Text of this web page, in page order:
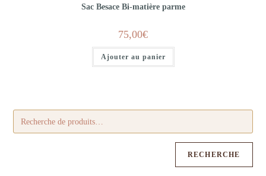
Sac Besace Bi-matière parme
75,00€
Ajouter au panier
RECHERCHE